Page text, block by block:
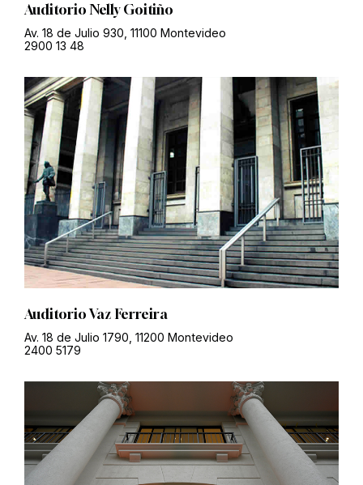
Auditorio Nelly Goitiño
Av. 18 de Julio 930, 11100 Montevideo
2900 13 48
Auditorio Vaz Ferreira
Av. 18 de Julio 1790, 11200 Montevideo
2400 5179